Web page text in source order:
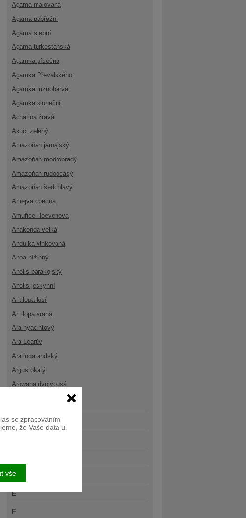
Agama malovaná
Agama pobřežní
Agama stepní
Agama turkestánská
Agamka písečná
Agamka Převalského
Agamka různobarvá
Agamka sluneční
Achatina žravá
Akuči zelený
Amazoňan jamajský
Amazoňan modrobradý
Amazoňan rudoocasý
Amazoňan šedohlavý
Amejva obecná
Amuřice Hoevenova
Anakonda velká
Andulka vlnkovaná
Anoa nížinný
Anolis barakojský
Anolis jeskynní
Antilopa losí
Antilopa vraná
Ara hyacintový
Ara Learův
Aratinga andský
Argus okatý
Arowana dvojvousá
C
Ď
E
F
se zpracováním
že Vaše data u
vše